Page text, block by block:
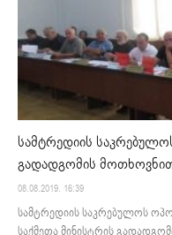
სამტრედიის
გადადგომის მოთხოვნით
08.08.2019. 16:39
სამტრედიის საკრებულოს
საქმეთა მინისტრის